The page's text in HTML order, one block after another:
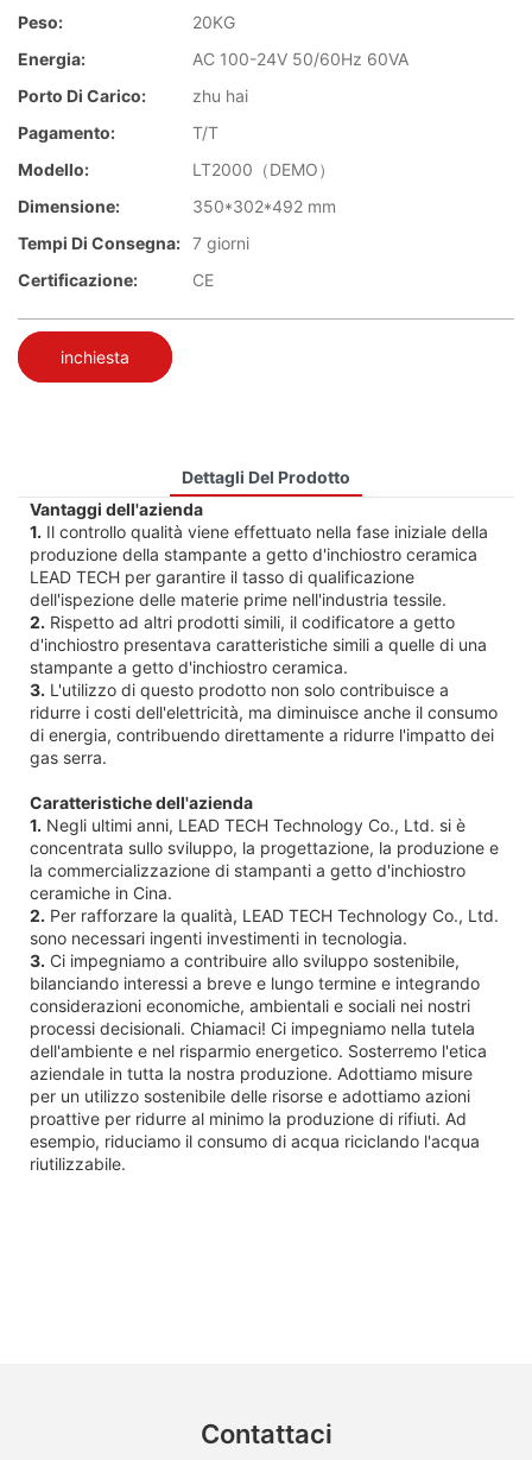
Peso:
20KG
Energia:
AC 100-24V 50/60Hz 60VA
Porto Di Carico:
zhu hai
Pagamento:
T/T
Modello:
LT2000（DEMO）
Dimensione:
350*302*492 mm
Tempi Di Consegna: 7 giorni
Certificazione:
CE
inchiesta
Dettagli Del Prodotto
Vantaggi dell'azienda
1. Il controllo qualità viene effettuato nella fase iniziale della
produzione della stampante a getto d'inchiostro ceramica
LEAD TECH per garantire il tasso di qualificazione
dell'ispezione delle materie prime nell'industria tessile.
2. Rispetto ad altri prodotti simili, il codificatore a getto
d'inchiostro presentava caratteristiche simili a quelle di una
stampante a getto d'inchiostro ceramica.
3. L'utilizzo di questo prodotto non solo contribuisce a
ridurre i costi dell'elettricità, ma diminuisce anche il consumo
di energia, contribuendo direttamente a ridurre l'impatto dei
gas serra.
Caratteristiche dell'azienda
1. Negli ultimi anni, LEAD TECH Technology Co., Ltd. si è
concentrata sullo sviluppo, la progettazione, la produzione e
la commercializzazione di stampanti a getto d'inchiostro
ceramiche in Cina.
2. Per rafforzare la qualità, LEAD TECH Technology Co., Ltd.
sono necessari ingenti investimenti in tecnologia.
3. Ci impegniamo a contribuire allo sviluppo sostenibile,
bilanciando interessi a breve e lungo termine e integrando
considerazioni economiche, ambientali e sociali nei nostri
processi decisionali. Chiamaci! Ci impegniamo nella tutela
dell'ambiente e nel risparmio energetico. Sosterremo l'etica
aziendale in tutta la nostra produzione. Adottiamo misure
per un utilizzo sostenibile delle risorse e adottiamo azioni
proattive per ridurre al minimo la produzione di rifiuti. Ad
esempio, riduciamo il consumo di acqua riciclando l'acqua
riutilizzabile.
Contattaci